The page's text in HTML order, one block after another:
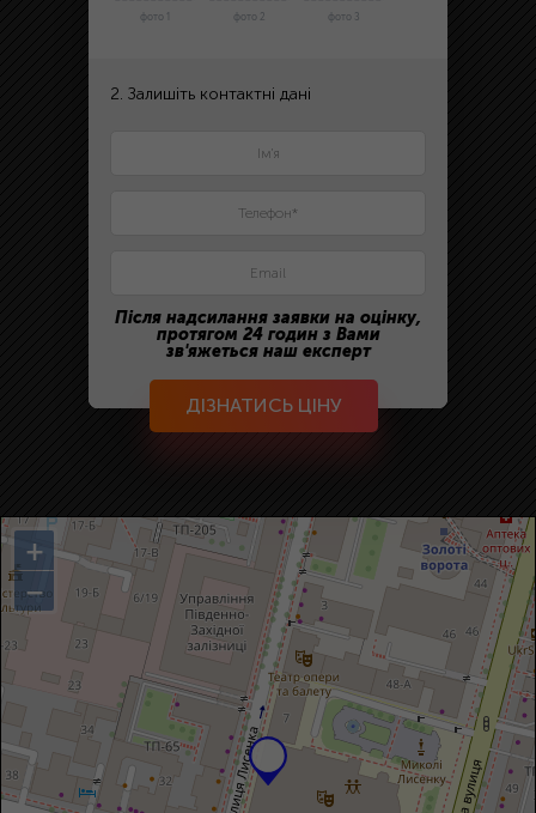
фото 1 фото 2 фото 3
2. Залишіть контактні дані
Після надсилання заявки на оцінку,
протягом 24 годин з Вами
зв'яжеться наш експерт
ДІЗНАТИСЬ ЦІНУ
+
−